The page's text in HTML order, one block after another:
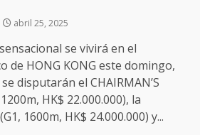
abril 25, 2025
se vivirá en el
de HONG KONG este domingo,
disputarán el CHAIRMAN’S
HK$ 22.000.000), la
1600m, HK$ 24.000.000) y...